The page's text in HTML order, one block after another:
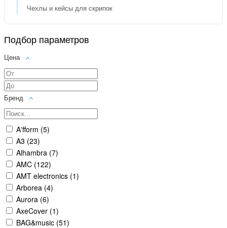
Чехлы и кейсы для скрипок
Подбор параметров
Цена
Бренд
A'fform (5)
A3 (23)
Alhambra (7)
AMC (122)
AMT electronics (1)
Arborea (4)
Aurora (6)
AxeCover (1)
BAG&music (51)